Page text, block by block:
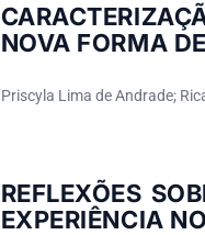
NOVA FORMA
Priscyla Lima de Andrade;
REFLEXÕES
EXPERIÊNCIA